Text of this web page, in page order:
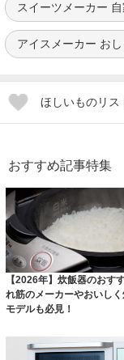
スイーツメーカー
アイスメーカー お
ほしいものリス
おすすめ記事特集
【2026年】炊飯器のおす
れ筋のメーカーやおいし
モデルも必見！